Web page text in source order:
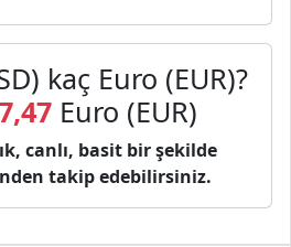
kaç Euro (EUR)?
Euro (EUR)
canlı, basit bir şekilde
takip edebilirsiniz.